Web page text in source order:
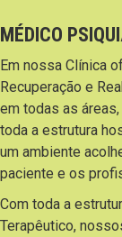
MÉDICO
Em nossa Clínica
Recuperação e
em todas as
toda a estrutura
um ambiente
paciente e os
Com toda a
Terapêutico,